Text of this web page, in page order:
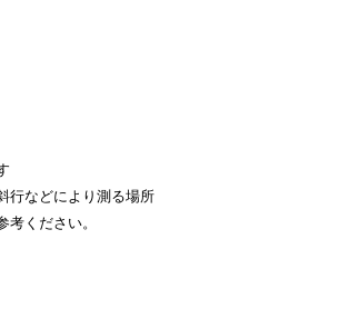
行などにより測る場所
ください。